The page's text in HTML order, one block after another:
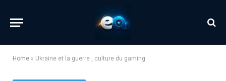
Home » Ukraine et la guerre , culture du gaming.